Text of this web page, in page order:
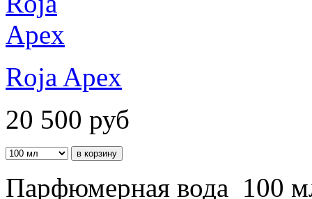
Roja Apex
20 500 руб
Парфюмерная вода 100